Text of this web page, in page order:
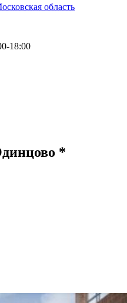
область
18:00
*